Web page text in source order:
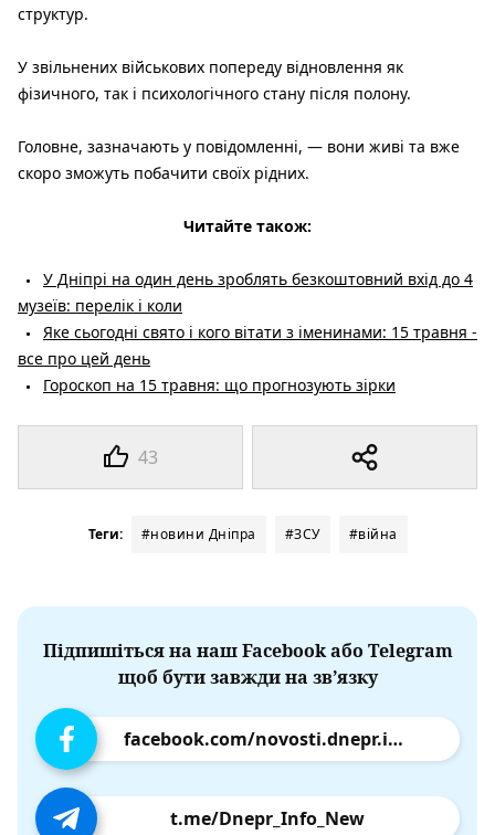
43
структур.
У звільнених військових попереду відновлення як
фізичного, так і психологічного стану після полону.
Головне, зазначають у повідомленні, — вони живі та вже
скоро зможуть побачити своїх рідних.
Читайте також:
У Дніпрі на один день зроблять безкоштовний вхід до 4
музеїв: перелік і коли
Яке сьогодні свято і кого вітати з іменинами: 15 травня -
все про цей день
Гороскоп на 15 травня: що прогнозують зірки
Теги: #новини Дніпра #ЗСУ #війна
Підпишіться на наш Facebook або Telegram
щоб бути завжди на зв’язку
facebook.com/novosti.dnepr.info
t.me/Dnepr_Info_New